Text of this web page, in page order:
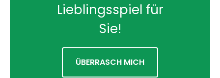
Lieblingsspiel für
Sie!
ÜBERRASCH MICH